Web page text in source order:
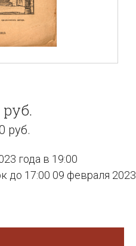
руб.
года в 19:00
до 17:00 09 февраля 2023